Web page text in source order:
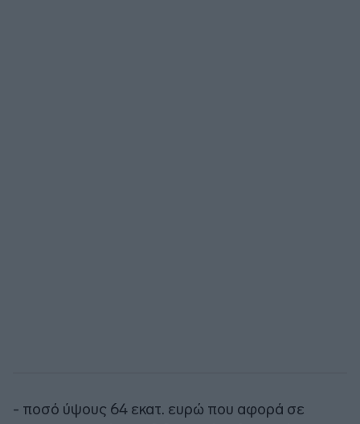
- ποσό ύψους 64 εκατ. ευρώ που αφορά σε